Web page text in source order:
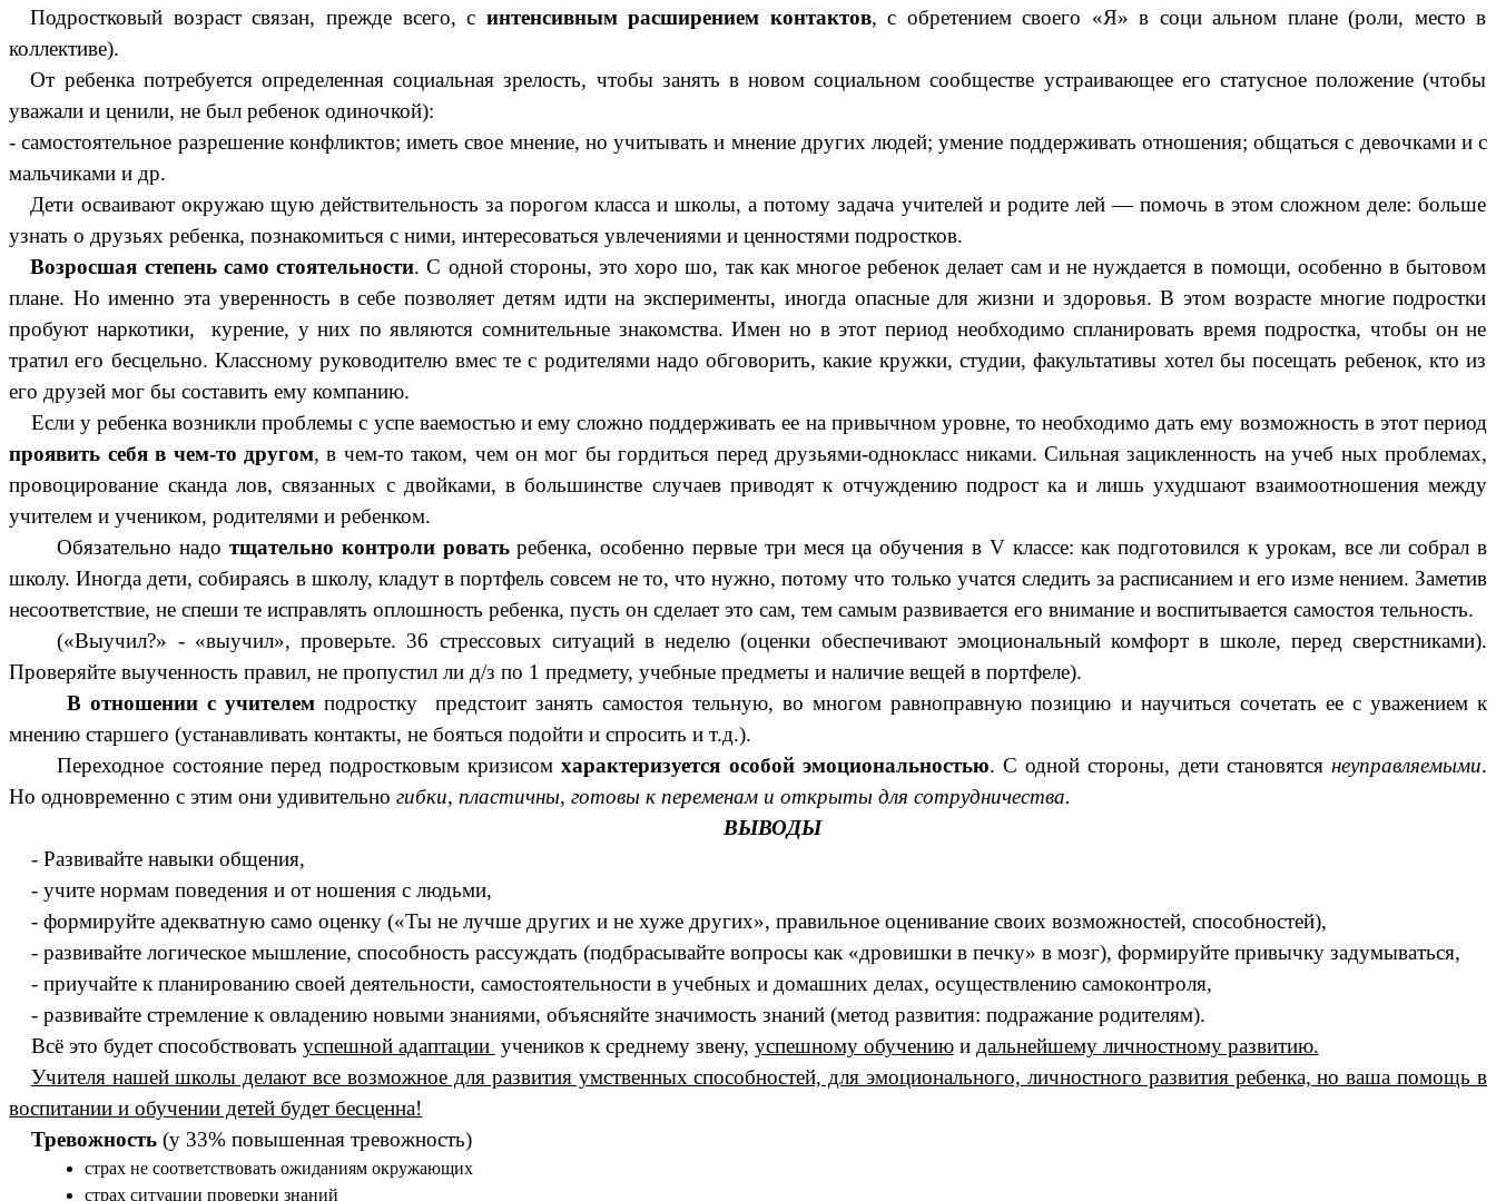
Подростковый возраст связан, прежде всего, с интенсивным расширением контактов, с обретением своего «Я» в соци альном плане (роли, место в
коллективе).
От ребенка потребуется определенная социальная зрелость, чтобы занять в новом социальном сообществе устраивающее его статусное положение (чтобы
уважали и ценили, не был ребенок одиночкой):
- самостоятельное разрешение конфликтов; иметь свое мнение, но учитывать и мнение других людей; умение поддерживать отношения; общаться с девочками и с
мальчиками и др.
Дети осваивают окружаю щую действительность за порогом класса и школы, а потому задача учителей и родите лей — помочь в этом сложном деле: больше
узнать о друзьях ребенка, познакомиться с ними, интересоваться увлечениями и ценностями подростков.
Возросшая степень само стоятельности. С одной стороны, это хоро шо, так как многое ребенок делает сам и не нуждается в помощи, особенно в бытовом
плане. Но именно эта уверенность в себе позволяет детям идти на эксперименты, иногда опасные для жизни и здоровья. В этом возрасте многие подростки
пробуют наркотики, курение, у них по являются сомнительные знакомства. Имен но в этот период необходимо спланировать время подростка, чтобы он не
тратил его бесцельно. Классному руководителю вмес те с родителями надо обговорить, какие кружки, студии, факультативы хотел бы посещать ребенок, кто из
его друзей мог бы составить ему компанию.
Если у ребенка возникли проблемы с успе ваемостью и ему сложно поддерживать ее на привычном уровне, то необходимо дать ему возможность в этот период
проявить себя в чем-то другом, в чем-то таком, чем он мог бы гордиться перед друзьями-однокласс никами. Сильная зацикленность на учеб ных проблемах,
провоцирование сканда лов, связанных с двойками, в большинстве случаев приводят к отчуждению подрост ка и лишь ухудшают взаимоотношения между
учителем и учеником, родителями и ребенком.
Обязательно надотщательно контроли роватьребенка, особенно первые три меся ца обучения в V классе: как подготовился к урокам, все ли собрал в
школу. Иногда дети, собираясь в школу, кладут в портфель совсем не то, что нужно, потому что только учатся следить за расписанием и его изме нением. Заметив
несоответствие, не спеши те исправлять оплошность ребенка, пусть он сделает это сам, тем самым развивается его внимание и воспитывается самостоя тельность.
(«Выучил?» - «выучил», проверьте. 36 стрессовых ситуаций в неделю (оценки обеспечивают эмоциональный комфорт в школе, перед сверстниками).
Проверяйте выученность правил, не пропустил ли д/з по 1 предмету, учебные предметы и наличие вещей в портфеле).
В отношении с учителемподростку предстоит занять самостоя тельную, во многом равноправную позицию и научиться сочетать ее с уважением к
мнению старшего (устанавливать контакты, не бояться подойти и спросить и т.д.).
Переходное состояние перед подростковым кризисомхарактеризуется особой эмоциональностью. С одной стороны, дети становятсянеуправляемыми.
Но одновременно с этим они удивительно гибки, пластичны, готовы к переменам и открыты для сотрудничества.
ВЫВОДЫ
- Развивайте навыки общения,
- учите нормам поведения и от ношения с людьми,
- формируйте адекватную само оценку («Ты не лучше других и не хуже других», правильное оценивание своих возможностей, способностей),
- развивайте логическое мышление, способность рассуждать (подбрасывайте вопросы как «дровишки в печку» в мозг), формируйте привычку задумываться,
- приучайте к планированию своей деятельности, самостоятельности в учебных и домашних делах, осуществлению самоконтроля,
- развивайте стремление к овладению новыми знаниями, объясняйте значимость знаний (метод развития: подражание родителям).
Всё это будет способствовать успешной адаптации учеников к среднему звену, успешному обучениюи дальнейшему личностному развитию.
Учителя нашей школы делают все возможное для развития умственных способностей, для эмоционального, личностного развития ребенка, но ваша помощь в
воспитании и обучении детей будет бесценна!
Тревожность (у 33% повышенная тревожность)
страх не соответствовать ожиданиям окружающих
страх ситуации проверки знаний